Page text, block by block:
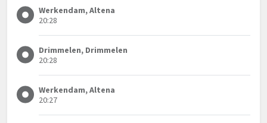
Werkendam, Altena
20:28
Drimmelen, Drimmelen
20:28
Werkendam, Altena
20:27